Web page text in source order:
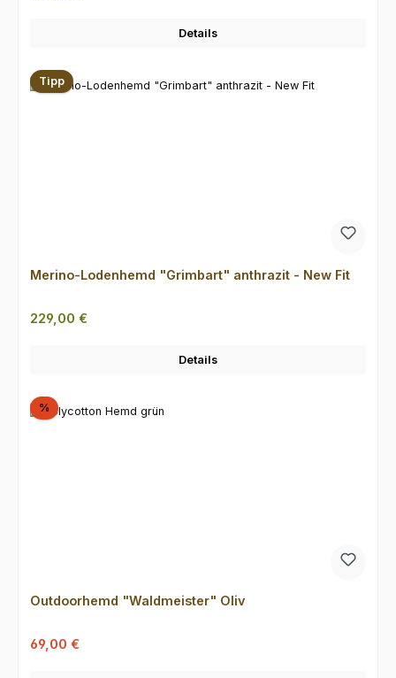
Details
Tipp
Merino-Lodenhemd "Grimbart" anthrazit - New Fit
Regulärer Preis:
229,00 €
Details
%Rabatt
Outdoorhemd "Waldmeister" Oliv
Verkaufspreis:
69,00 €